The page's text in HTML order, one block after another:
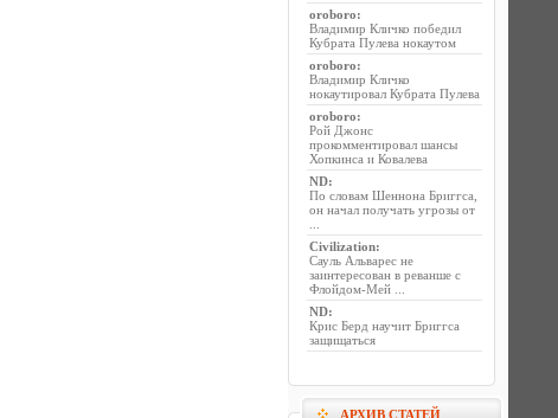
oroboro:
Владимир Кличко победил
Кубрата Пулева нокаутом
oroboro:
Владимир Кличко
нокаутировал Кубрата Пулева
oroboro:
Рой Джонс
прокомментировал шансы
Хопкинса и Ковалева
ND:
По словам Шеннона Бриггса,
он начал получать угрозы от
Civilization:
Сауль Альварес не
заинтересован в реванше с
Флойдом-Мей ...
ND:
Крис Берд научит Бриггса
защищаться
АРХИВ СТАТЕЙ